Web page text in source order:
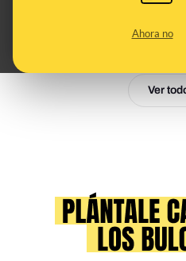
Ahora no
régimen de Franco?
Ver